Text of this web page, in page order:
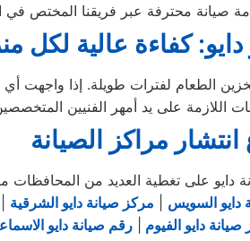
كفاءة عالية لكل
الطعام لفترات طويلة. إذا واجهت أي
مراكز الصيانة
دايو على تغطية العديد من المحافظات
دايو السويس مركز صيانة دايو الشرقية
صيانة دايو الفيوم |رقم صيانة دايو